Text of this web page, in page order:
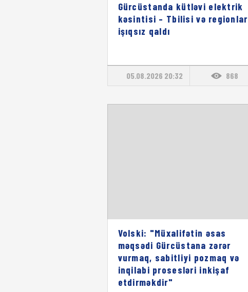
Gürcüstanda kütləvi elektrik
kəsintisi – Tbilisi və regionlar
işıqsız qaldı
05.08.2026 20:32 868
Volski: "Müxalifətin əsas
məqsədi Gürcüstana zərər
vurmaq, sabitliyi pozmaq və
inqilabi prosesləri inkişaf
etdirməkdir"